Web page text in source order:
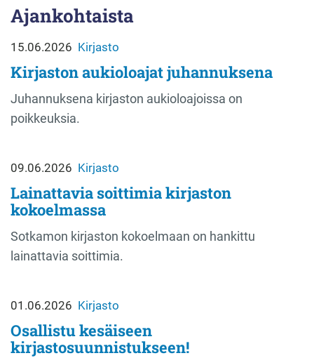
Ajankohtaista
15.06.2026 Kirjasto
Kirjaston aukioloajat juhannuksena
Juhannuksena kirjaston aukioloajoissa on
poikkeuksia.
09.06.2026 Kirjasto
Lainattavia soittimia kirjaston
kokoelmassa
Sotkamon kirjaston kokoelmaan on hankittu
lainattavia soittimia.
01.06.2026 Kirjasto
Osallistu kesäiseen
kirjastosuunnistukseen!